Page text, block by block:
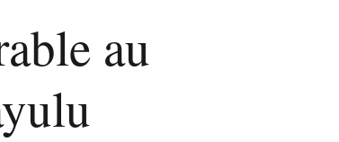
au